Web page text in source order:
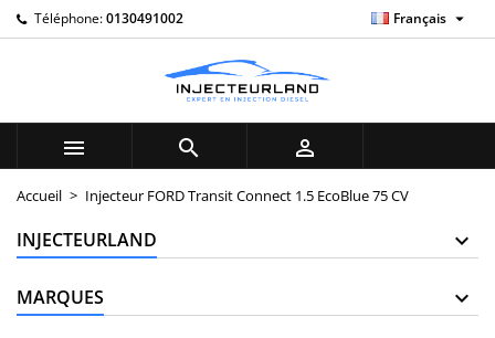
Téléphone:0130491002 Français 
  
Accueil Injecteur FORD Transit Connect 1.5 EcoBlue 75 CV
INJECTEURLAND
MARQUES
My wishlists ×
add_circle_outline
((title)) ×
Connexion ×
Vous devez être connecté pour ajouter des produits à
votre liste d'envies.
((cancelText)) ((loginText))